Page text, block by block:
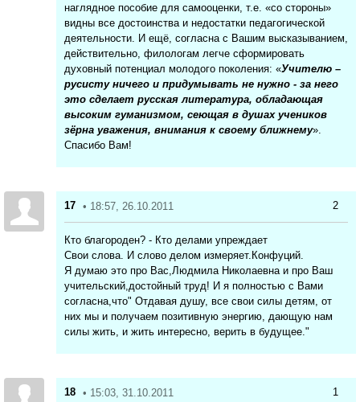
наглядное пособие для самооценки, т.е. «со стороны»
видны все достоинства и недостатки педагогической
деятельности. И ещё, согласна с Вашим высказыванием,
действительно, филологам легче сформировать
духовный потенциал молодого поколения: «Учителю –
русисту ничего и придумывать не нужно - за него
это сделает русская литература, обладающая
высоким гуманизмом, сеющая в душах учеников
зёрна уважения, внимания к своему ближнему».
Спасибо Вам!
2
17 • 18:57, 26.10.2011
Кто благороден? - Кто делами упреждает
Свои слова. И слово делом измеряет.Конфуций.
Я думаю это про Вас,Людмила Николаевна и про Ваш
учительский,достойный труд! И я полностью с Вами
согласна,что" Отдавая душу, все свои силы детям, от
них мы и получаем позитивную энергию, дающую нам
силы жить, и жить интересно, верить в будущее."
1
18 • 15:03, 31.10.2011